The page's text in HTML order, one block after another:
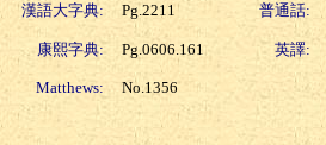
漢語大字典:
Pg.2211 普通話:
康熙字典: Pg.0606.161 英譯:
Matthews: No.1356